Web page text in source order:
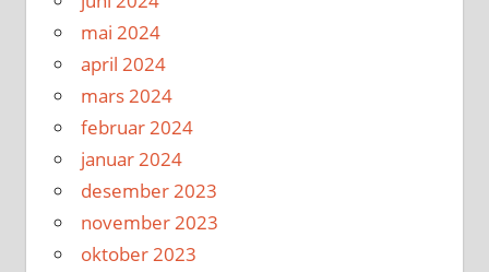
mai 2024
april 2024
mars 2024
februar 2024
januar 2024
desember 2023
november 2023
oktober 2023